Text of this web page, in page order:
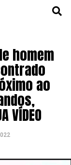
homem
ao
VÍDEO